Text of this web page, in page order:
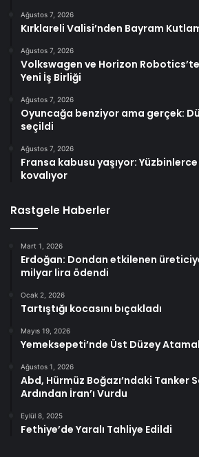
Ağustos 7, 2026
Kırklareli Valisi’nden Bayram
Ağustos 7, 2026
Volkswagen ve Horizon
Yeni İş Birliği
Ağustos 7, 2026
Oyuncağa benziyor ama gerçek:
seçildi
Ağustos 7, 2026
Fransa kabusu yaşıyor:
kovalıyor
Rastgele Haberler
Mart 1, 2026
Erdoğan: Dondan etkilenen
milyar lira ödendi
Ocak 2, 2026
Tartıştığı kocasını bıçakladı
Mayıs 19, 2026
Yemeksepeti’nde Üst Düzey
Ağustos 1, 2026
Abd, Hürmüz Boğazı’ndaki Tanker
Ardından İran’ı Vurdu
Eylül 8, 2025
Fethiye’de Yaralı Tahliye Edildi